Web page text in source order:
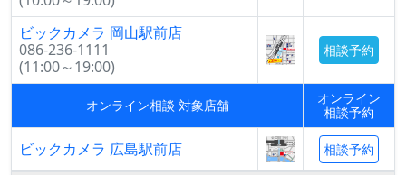
ビックカメラ 岡山駅前店
086-236-1111
(11:00～19:00)
相談予約
オンライン相談 対象店舗
オンライン
相談予約
ビックカメラ 広島駅前店 相談予約